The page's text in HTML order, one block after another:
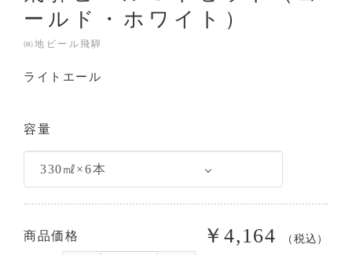
ールド・ホワイト）
㈱地ビール飛騨
ライトエール
容量
商品価格 ￥4,164 （税込）